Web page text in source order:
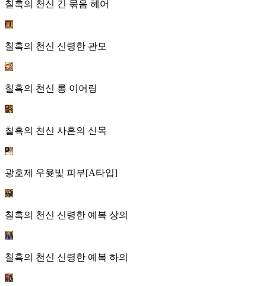
칠흑의 천신 긴 묶음 헤어
칠흑의 천신 신령한 관모
칠흑의 천신 롱 이어링
칠흑의 천신 사혼의 신목
광호제 우윳빛 피부[A타입]
칠흑의 천신 신령한 예복 상의
칠흑의 천신 신령한 예복 하의